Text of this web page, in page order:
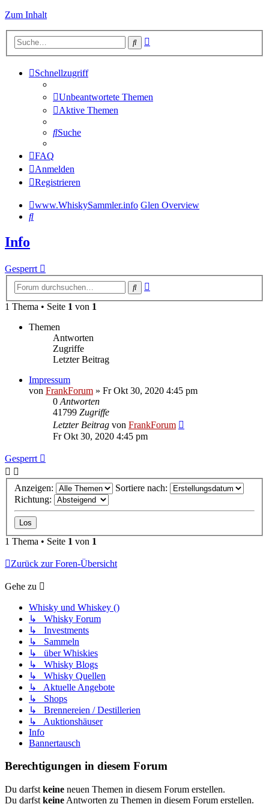
Zum Inhalt
Suche
Schnellzugriff
Unbeantwortete Themen
Aktive Themen
Suche
FAQ
Anmelden
Registrieren
www.WhiskySammler.info Glen Overview
Suche
Info
Gesperrt
Suche
1 Thema • Seite 1 von 1
Themen
Antworten
Zugriffe
Letzter Beitrag
Impressum
von FrankForum » Fr Okt 30, 2020 4:45 pm
0 Antworten
41799 Zugriffe
Letzter Beitrag von FrankForum
Fr Okt 30, 2020 4:45 pm
Gesperrt
Anzeigen:
Sortiere nach:
Richtung:
1 Thema • Seite 1 von 1
Zurück zur Foren-Übersicht
Gehe zu
Whisky und Whiskey ()
↳ Whisky Forum
↳ Investments
↳ Sammeln
↳ über Whiskies
↳ Whisky Blogs
↳ Whisky Quellen
↳ Aktuelle Angebote
↳ Shops
↳ Brennereien / Destillerien
↳ Auktionshäuser
Info
Bannertausch
Berechtigungen in diesem Forum
Du darfst keine neuen Themen in diesem Forum erstellen.
Du darfst keine Antworten zu Themen in diesem Forum erstellen.